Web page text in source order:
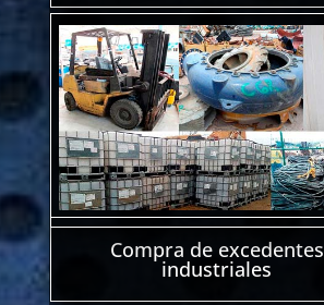
Compra de excedentes
industriales